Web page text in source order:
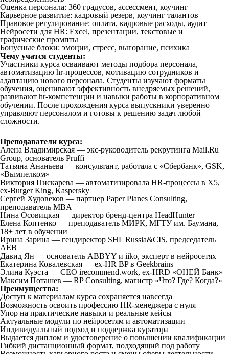
Оценка персонала: 360 градусов, ассессмент, коучинг
Карьерное развитие: кадровый резерв, коучинг талантов
Правовое регулирование: оплата, кадровые расходы, аудит
Нейросети для HR: Excel, презентации, текстовые и
графические промпты
Бонусные блоки: эмоции, стресс, выгорание, психика
Чему учатся студенты:
Участники курса осваивают методы подбора персонала,
автоматизацию hr-процессов, мотивацию сотрудников и
адаптацию нового персонала. Студенты изучают форматы
обучения, оценивают эффективность внедряемых решений,
развивают hr-компетенции и навыки работы в корпоративном
обучении. После прохождения курса выпускники уверенно
управляют персоналом и готовы к решению задач любой
сложности.
Преподаватели курса:
Алена Владимирская — экс-руководитель рекрутинга Mail.Ru
Group, основатель Pruffi
Татьяна Ананьева — консультант, работала с «Сбербанк», GSK,
«Вымпелком»
Виктория Пискарева — автоматизировала HR-процессы в Х5,
ex-Burger King, Kaspersky
Сергей Худовеков — партнер Paper Planes Consulting,
преподаватель MBA
Нина Осовицкая — директор бренд-центра HeadHunter
Елена Коптенко — преподаватель МИРК, МГТУ им. Баумана,
18+ лет в обучении
Ирина Зарина — гендиректор SHL Russia&CIS, председатель
AEB
Давид Ян — основатель ABBYY и iiko, эксперт в нейросетях
Екатерина Ковалевская — ex-HR BP в Geekbrains
Элина Куэста — CEO irecommend.work, ex-HRD «ОНЕЙ Банк»
Максим Поташев — RP Consulting, магистр «Что? Где? Когда?»
Преимущества:
Доступ к материалам курса сохраняется навсегда
Возможность освоить профессию HR-менеджера с нуля
Упор на практические навыки и реальные кейсы
Актуальные модули по нейросетям и автоматизации
Индивидуальный подход и поддержка куратора
Выдается диплом и удостоверение о повышении квалификации
Гибкий дистанционный формат, подходящий под работу